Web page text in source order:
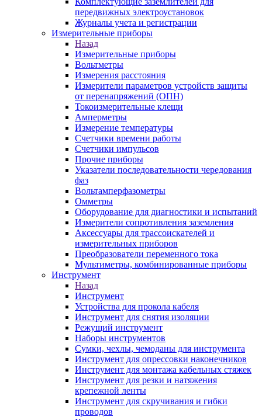
передвижных электроустановок
Журналы учета и регистрации
Измерительные приборы
Назад
Измерительные приборы
Вольтметры
Измерения расстояния
Измерители параметров устройств защиты
от перенапряжений (ОПН)
Токоизмерительные клещи
Амперметры
Измерение температуры
Счетчики времени работы
Счетчики импульсов
Прочие приборы
Указатели последовательности чередования
фаз
Вольтамперфазометры
Омметры
Оборудование для диагностики и испытаний
Измерители сопротивления заземления
Аксессуары для трассоискателей и
измерительных приборов
Преобразователи переменного тока
Мультиметры, комбинированные приборы
Инструмент
Назад
Инструмент
Устройства для прокола кабеля
Инструмент для снятия изоляции
Режущий инструмент
Наборы инструментов
Сумки, чехлы, чемоданы для инструмента
Инструмент для опрессовки наконечников
Инструмент для монтажа кабельных стяжек
Инструмент для резки и натяжения
крепежной ленты
Инструмент для скручивания и гибки
проводов